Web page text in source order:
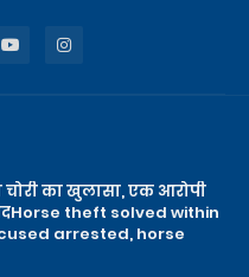
चोरी का खुलासा, एक आरोपी
theft solved within
arrested, horse